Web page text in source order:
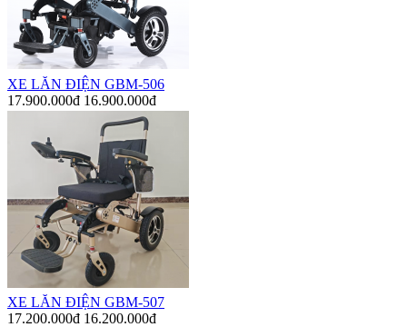
XE LĂN ĐIỆN GBM-506
17.900.000đ 16.900.000đ
XE LĂN ĐIỆN GBM-507
17.200.000đ 16.200.000đ